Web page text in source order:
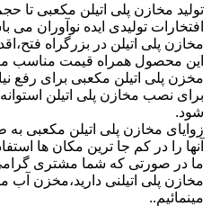
افتخارات تولیدی ایده نوآوران می
مخازن پلی اتیلن در بزرگراه
این محصول همراه قیمت مناسب
مخزن پلی اتیلن مکعبی برای رفع
برای نصب مخازن پلی اتیلن
شود.
زوایای مخازن پلی اتیلن مکعبی به
آنها را در کم جا ترین مکان ها
ما در صورتی که شما مشتری
مخازن پلی اتیلنی دارید،مخزن آب
مینمائیم..